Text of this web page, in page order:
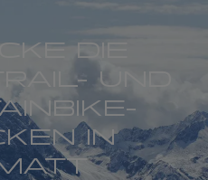
DIE
UND
IN